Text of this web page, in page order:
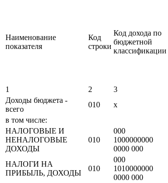
Наименование
показателя
Код
строки
Код дохода по
бюджетной
классификации
1 2 3
Доходы бюджета -
всего
010 х
в том числе:
НАЛОГОВЫЕ И
НЕНАЛОГОВЫЕ
ДОХОДЫ
010
000
1000000000
0000 000
НАЛОГИ НА
ПРИБЫЛЬ, ДОХОДЫ
010
000
1010000000
0000 000